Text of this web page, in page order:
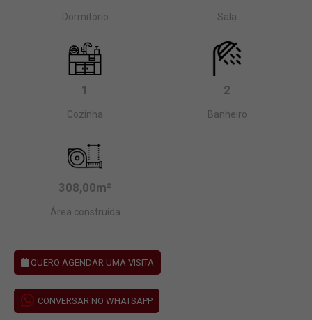
Dormitório Sala
1
Cozinha
2
Banheiro
308,00m²
Área construída
QUERO AGENDAR UMA VISITA
CONVERSAR NO WHATSAPP